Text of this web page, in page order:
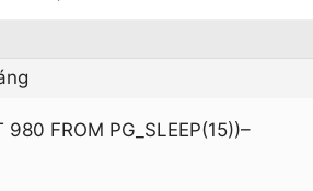
FROM PG_SLEEP(15))–